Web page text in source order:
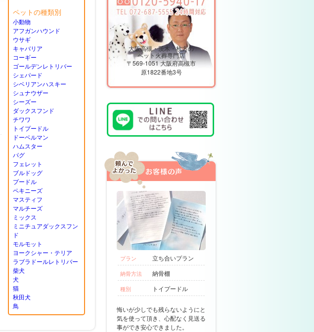
ペットの種類別
小動物
アフガンハウンド
ウサギ
キャバリア
コーギー
ゴールデンレトリバー
シェパード
シベリアンハスキー
シュナウザー
シーズー
ダックスフンド
チワワ
トイプードル
ドーベルマン
ハムスター
パグ
フェレット
ブルドッグ
プードル
ペキニーズ
マスティフ
マルチーズ
ミックス
ミニチュアダックスフン
ド
モルモット
ヨークシャー・テリア
ラブラドールレトリバー
柴犬
犬
猫
秋田犬
鳥
大阪高槻・茨木・枚方の
ペット火葬専門店
〒569-1051 大阪府高槻市
原1822番地3号
プラン 立ち合いプラン
納骨方法 納骨棚
種別 トイプードル
悔いが少しでも残らないようにと
気を使って頂き、心配なく見送る
事ができ安心できました。